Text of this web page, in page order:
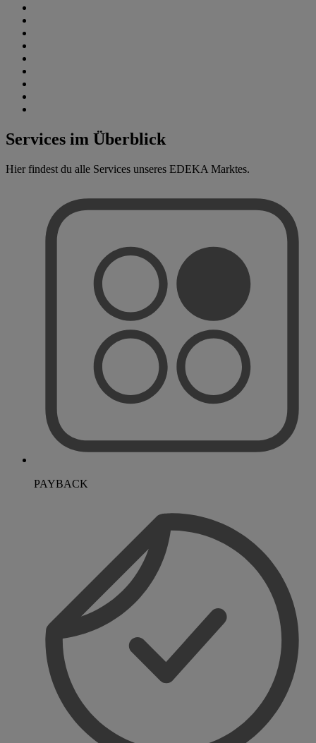
Services im Überblick
Hier findest du alle Services unseres EDEKA Marktes.
PAYBACK